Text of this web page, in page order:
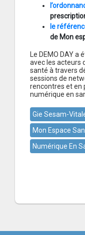
le
de Mon
Le DEMO DAY a
avec les acteurs
santé à travers
sessions de
rencontres et en
numérique en
Gie Sesam-
Mon Espace
Numérique En